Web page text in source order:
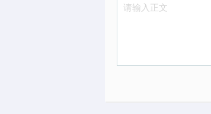
请输入正文